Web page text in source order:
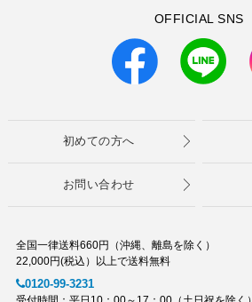
OFFICIAL SNS
初めての方へ
お問い合わせ
全国一律送料660円（沖縄、離島を除く）
22,000円(税込）以上で送料無料
0120-99-3231